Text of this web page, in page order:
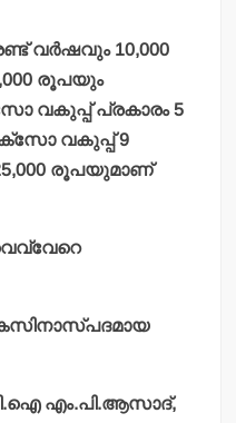
വര്‍ഷവും 10,000
രൂപയും
വകുപ്പ് പ്രകാരം 5
വകുപ്പ് 9
രൂപയുമാണ്
എം.പി.ആസാദ്,